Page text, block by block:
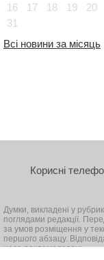
16
17 18 19 20
31
Всі новини за місяць
Корисні
Думки, викладені у
поглядами редакції.
за умов розміщення у
першого абзацу.
несе рекламодавець